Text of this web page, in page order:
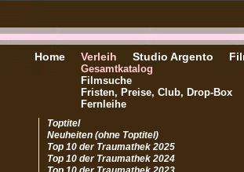
Home Verleih
Gesamtkatalog
Filmsuche
Fristen, Preise, Club, Drop-Box
Fernleihe
Studio Argento
Toptitel
Neuheiten (ohne Toptitel)
Top 10 der Traumathek 2025
Top 10 der Traumathek 2024